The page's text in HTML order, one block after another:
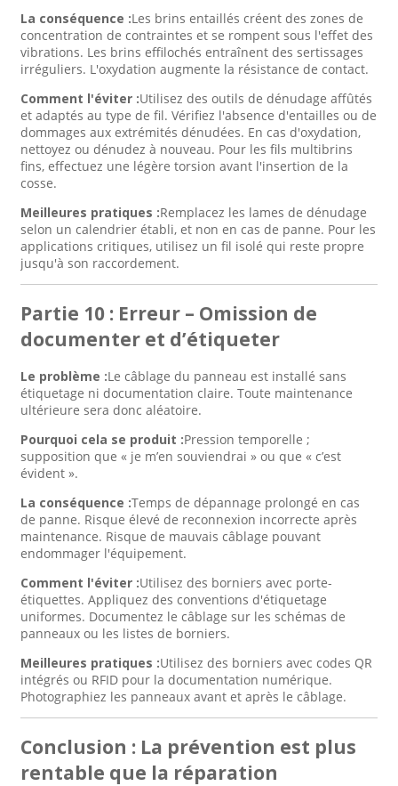
La conséquence :Les brins entaillés créent des zones de
concentration de contraintes et se rompent sous l'effet des
vibrations. Les brins effilochés entraînent des sertissages
irréguliers. L'oxydation augmente la résistance de contact.
Comment l'éviter :Utilisez des outils de dénudage affûtés
et adaptés au type de fil. Vérifiez l'absence d'entailles ou de
dommages aux extrémités dénudées. En cas d'oxydation,
nettoyez ou dénudez à nouveau. Pour les fils multibrins
fins, effectuez une légère torsion avant l'insertion de la
cosse.
Meilleures pratiques :Remplacez les lames de dénudage
selon un calendrier établi, et non en cas de panne. Pour les
applications critiques, utilisez un fil isolé qui reste propre
jusqu'à son raccordement.
Partie 10 : Erreur – Omission de
documenter et d’étiqueter
Le problème :Le câblage du panneau est installé sans
étiquetage ni documentation claire. Toute maintenance
ultérieure sera donc aléatoire.
Pourquoi cela se produit :Pression temporelle ;
supposition que « je m’en souviendrai » ou que « c’est
évident ».
La conséquence :Temps de dépannage prolongé en cas
de panne. Risque élevé de reconnexion incorrecte après
maintenance. Risque de mauvais câblage pouvant
endommager l'équipement.
Comment l'éviter :Utilisez des borniers avec porte-
étiquettes. Appliquez des conventions d'étiquetage
uniformes. Documentez le câblage sur les schémas de
panneaux ou les listes de borniers.
Meilleures pratiques :Utilisez des borniers avec codes QR
intégrés ou RFID pour la documentation numérique.
Photographiez les panneaux avant et après le câblage.
Conclusion : La prévention est plus
rentable que la réparation